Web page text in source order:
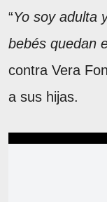
“Yo soy adulta
bebés quedan
contra Vera
a sus hijas.